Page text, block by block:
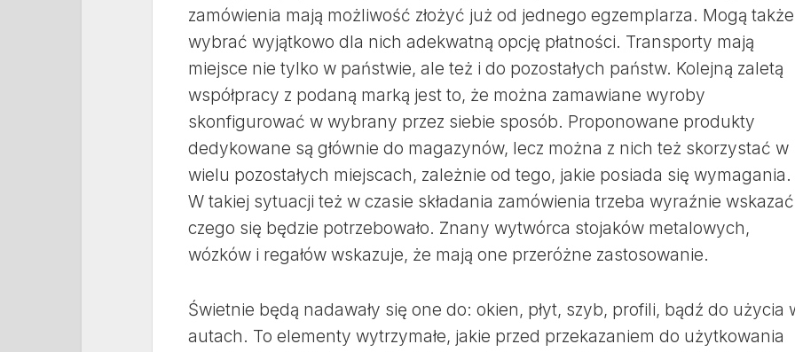
zamówienia mają możliwość złożyć już od jednego egzemplarza. Mogą także
wybrać wyjątkowo dla nich adekwatną opcję płatności. Transporty mają
miejsce nie tylko w państwie, ale też i do pozostałych państw. Kolejną zaletą
współpracy z podaną marką jest to, że można zamawiane wyroby
skonfigurować w wybrany przez siebie sposób. Proponowane produkty
dedykowane są głównie do magazynów, lecz można z nich też skorzystać w
wielu pozostałych miejscach, zależnie od tego, jakie posiada się wymagania.
W takiej sytuacji też w czasie składania zamówienia trzeba wyraźnie
czego się będzie potrzebowało. Znany wytwórca stojaków metalowych,
wózków i regałów wskazuje, że mają one przeróżne zastosowanie.
Świetnie będą nadawały się one do: okien, płyt, szyb, profili, bądź do użycia
autach. To elementy wytrzymałe, jakie przed przekazaniem do użytkowania